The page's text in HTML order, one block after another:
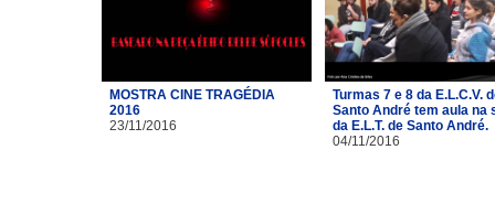
MOSTRA CINE TRAGÉDIA
2016
23/11/2016
Turmas 7 e 8 da E.L.C.V.
Santo André tem aula na
da E.L.T. de Santo André.
04/11/2016